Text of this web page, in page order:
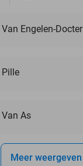
Van Engelen-Docter
Pille
Van As
Meer weergeven